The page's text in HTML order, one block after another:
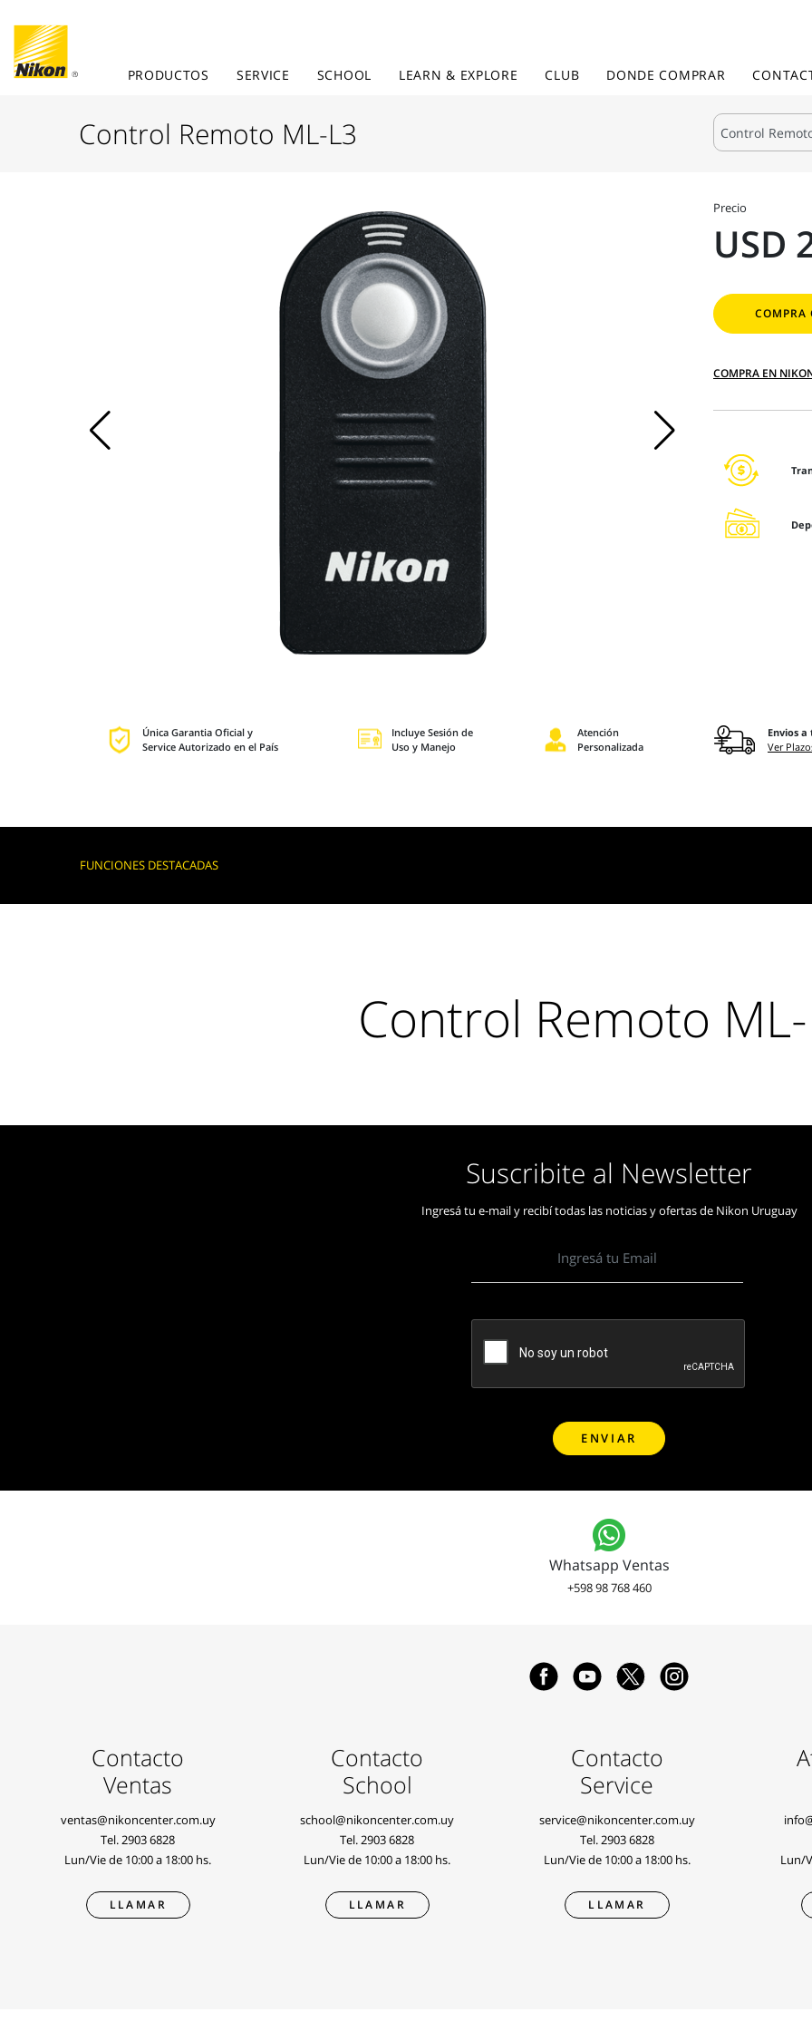
PRODUCTOS SERVICE SCHOOL LEARN & EXPLORE CLUB DONDE COMPRAR
Control Remoto ML-L3
Precio
USD
COMPRA
COMPRA EN
Única Garantia Oficial y
Service Autorizado en el País
Incluye Sesión de
Uso y Manejo
Atención
Personalizada
Envios
Ver
FUNCIONES DESTACADAS
Control Remoto
Suscribite al Newsletter
Ingresá tu e-mail y recibí todas las noticias y ofertas de Nikon Uruguay
Whatsapp Ventas
+598 98 768 460
Contacto
Ventas
ventas@nikoncenter.com.uy
Tel. 2903 6828
Lun/Vie de 10:00 a 18:00 hs.
LLAMAR
Contacto
School
school@nikoncenter.com.uy
Tel. 2903 6828
Lun/Vie de 10:00 a 18:00 hs.
LLAMAR
Contacto
Service
service@nikoncenter.com.uy
Tel. 2903 6828
Lun/Vie de 10:00 a 18:00 hs.
LLAMAR
Lun/